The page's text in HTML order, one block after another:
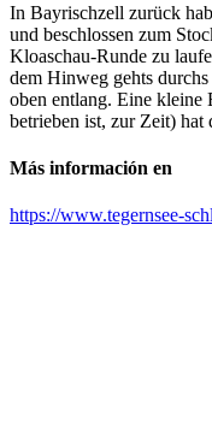
In Bayrischzell zurück
und beschlossen zum
Kloaschau-Runde zu
dem Hinweg gehts
oben entlang. Eine
betrieben ist, zur Zeit) hat
Más información en
https://www.tegernsee-